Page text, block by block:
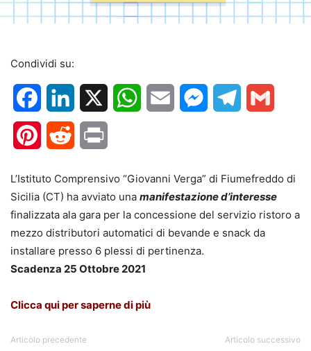
Condividi su:
FacebookLinkedIn WhatsApp
Email MessengerTelegram
PinterestReddit
L’Istituto Comprensivo “Giovanni Verga” di Fiumefreddo di
Sicilia (CT) ha avviato una manifestazione d’interesse
finalizzata ala gara per la concessione del servizio ristoro a
mezzo distributori automatici di bevande e snack da
installare presso 6 plessi di pertinenza.
Scadenza 25 Ottobre 2021
Clicca qui per saperne di più
Articolo precedente Articolo successivo